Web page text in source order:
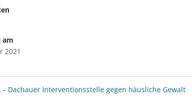
am
2021
– Dachauer Interventionsstelle gegen häusliche Gewalt